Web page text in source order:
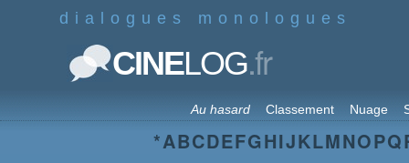
dialogues monologues
CINELOG.fr
Au hasard Classement Nuage
*ABCDEFGHIJKLMNOPQ